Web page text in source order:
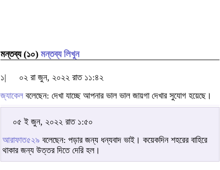
মন্তব্য (১০) মন্তব্য লিখুন
১|
০২ রা জুন, ২০২২ রাত ১১:৪২
জ্যাকেল বলেছেন: দেখা যাচ্ছে আপনার ভাল ভাল জায়গা দেখার সুযোগ হয়েছে।
০৫ ই জুন, ২০২২ রাত ১:৫০
আরাফাত৫২৯ বলেছেন: পড়ার জন্য ধন্যবাদ ভাই। কয়েকদিন শহরের বাহিরে
থাকার জন্য উত্তর দিতে দেরি হল।